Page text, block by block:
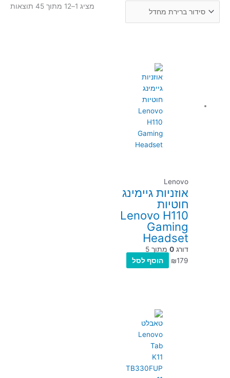
מציג 1–12 מתוך 45 תוצאות
Lenovo
אוזניות גיימינג
חוטיות
Lenovo H110
Gaming
Headset
דורג0 מתוך 5
₪179 הוסף לסל